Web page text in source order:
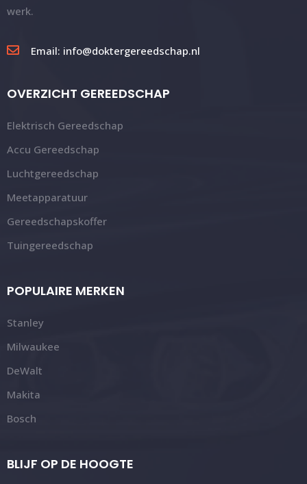
werk.
Email: info@doktergereedschap.nl
OVERZICHT GEREEDSCHAP
Elektrisch Gereedschap
Accu Gereedschap
Luchtgereedschap
Meetapparatuur
Gereedschapskoffer
Tuingereedschap
POPULAIRE MERKEN
Stanley
Milwaukee
DeWalt
Makita
Bosch
BLIJF OP DE HOOGTE